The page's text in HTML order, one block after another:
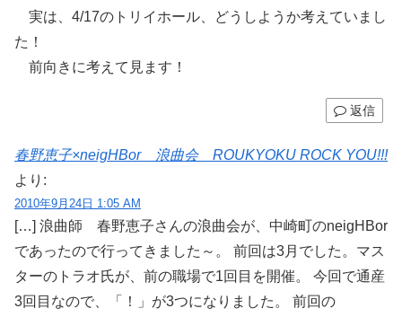
実は、4/17のトリイホール、どうしようか考えていまし
た！
前向きに考えて見ます！
返信
春野恵子×neigHBor 浪曲会 ROUKYOKU ROCK YOU!!!
より:
2010年9月24日 1:05 AM
[…] 浪曲師 春野恵子さんの浪曲会が、中崎町のneigHBor
であったので行ってきました～。 前回は3月でした。マス
ターのトラオ氏が、前の職場で1回目を開催。 今回で通産
3回目なので、「！」が3つになりました。 前回の